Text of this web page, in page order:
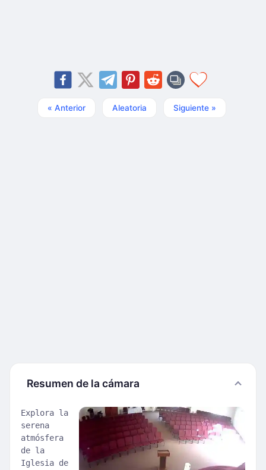
« Anterior Aleatoria Siguiente »
Resumen de la cámara
Explora la
serena
atmósfera
de la
Iglesia de